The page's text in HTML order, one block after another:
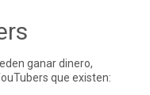
ganar dinero,
que existen: